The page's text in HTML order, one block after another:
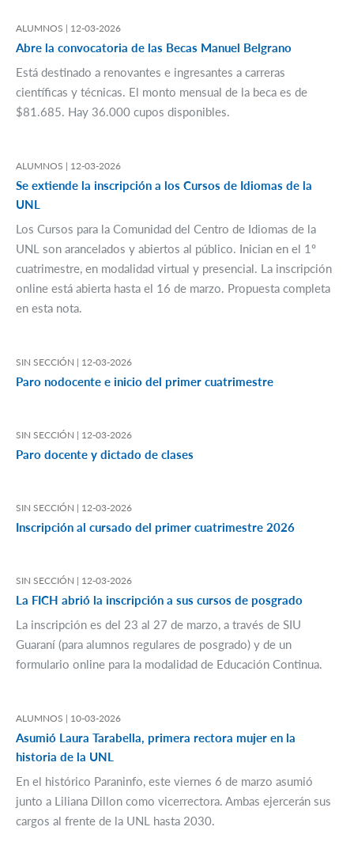
ALUMNOS | 12-03-2026
Abre la convocatoria de las Becas Manuel Belgrano
Está destinado a renovantes e ingresantes a carreras
científicas y técnicas. El monto mensual de la beca es de
$81.685. Hay 36.000 cupos disponibles.
ALUMNOS | 12-03-2026
Se extiende la inscripción a los Cursos de Idiomas de la
UNL
Los Cursos para la Comunidad del Centro de Idiomas de la
UNL son arancelados y abiertos al público. Inician en el 1º
cuatrimestre, en modalidad virtual y presencial. La inscripción
online está abierta hasta el 16 de marzo. Propuesta completa
en esta nota.
SIN SECCIÓN | 12-03-2026
Paro nodocente e inicio del primer cuatrimestre
SIN SECCIÓN | 12-03-2026
Paro docente y dictado de clases
SIN SECCIÓN | 12-03-2026
Inscripción al cursado del primer cuatrimestre 2026
SIN SECCIÓN | 12-03-2026
La FICH abrió la inscripción a sus cursos de posgrado
La inscripción es del 23 al 27 de marzo, a través de SIU
Guaraní (para alumnos regulares de posgrado) y de un
formulario online para la modalidad de Educación Continua.
ALUMNOS | 10-03-2026
Asumió Laura Tarabella, primera rectora mujer en la
historia de la UNL
En el histórico Paraninfo, este viernes 6 de marzo asumió
junto a Liliana Dillon como vicerrectora. Ambas ejercerán sus
cargos al frente de la UNL hasta 2030.